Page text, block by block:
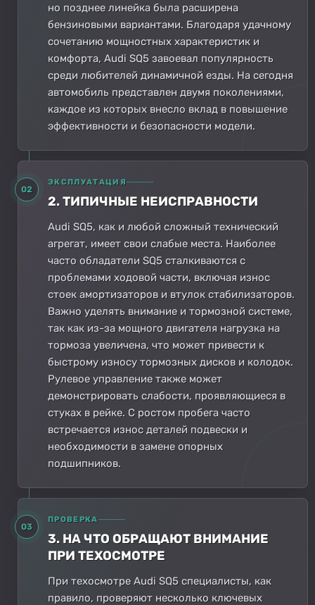
но позднее линейка была расширена
бензиновыми вариантами. Благодаря удачному
сочетанию мощностных характеристик и
комфорта, Audi SQ5 завоевал популярность
среди любителей динамичной езды. На сегодня
автомобиль представлен двумя поколениями,
каждое из которых внесло вклад в повышение
эффективности и безопасности модели.
02
ЭКСПЛУАТАЦИЯ
2. ТИПИЧНЫЕ НЕИСПРАВНОСТИ
Audi SQ5, как и любой сложный технический
агрегат, имеет свои слабые места. Наиболее
часто обладатели SQ5 сталкиваются с
проблемами ходовой части, включая износ
стоек амортизаторов и втулок стабилизаторов.
Важно уделять внимание и тормозной системе,
так как из-за мощного двигателя нагрузка на
тормоза увеличена, что может привести к
быстрому износу тормозных дисков и колодок.
Рулевое управление также может
демонстрировать слабости, проявляющиеся в
стуках в рейке. С ростом пробега часто
встречается износ деталей подвески и
необходимости в замене опорных
подшипников.
03
ПРОВЕРКА
3. НА ЧТО ОБРАЩАЮТ ВНИМАНИЕ
ПРИ ТЕХОСМОТРЕ
При техосмотре Audi SQ5 специалисты, как
правило, проверяют несколько ключевых